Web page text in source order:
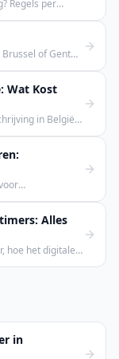
Regels per
of Gent
Wat Kost
in België:
Alles
hoe het digitale
in